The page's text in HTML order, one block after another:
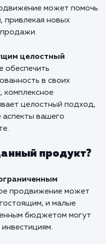
чтобы
бизнесу
пространстве.
продукт?
: Комплексное
в себя несколько
поэтому оно идеально
в интернете.
к росту
долю своего бизнеса
может
привлекая новых